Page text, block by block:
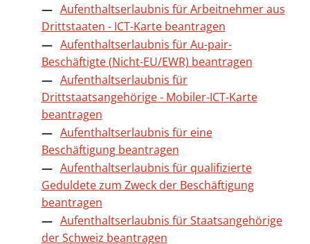
Aufenthaltserlaubnis für Arbeitnehmer aus
Drittstaaten - ICT-Karte beantragen
Aufenthaltserlaubnis für Au-pair-
Beschäftigte (Nicht-EU/EWR) beantragen
Aufenthaltserlaubnis für
Drittstaatsangehörige - Mobiler-ICT-Karte
beantragen
Aufenthaltserlaubnis für eine
Beschäftigung beantragen
Aufenthaltserlaubnis für qualifizierte
Geduldete zum Zweck der Beschäftigung
beantragen
Aufenthaltserlaubnis für Staatsangehörige
der Schweiz beantragen